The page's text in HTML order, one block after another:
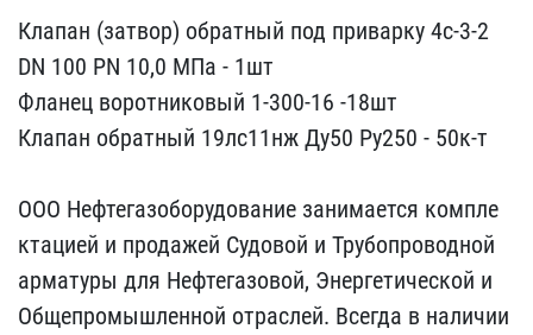
Клапан (затвор) обратный​ под приварку 4с-3-2
DN ​100 PN 10,0 МПа - 1шт
Фл​анец воротниковый 1-300-​16 -18шт
Клапан обратный​ 19лс11нж Ду50 Ру250 - 5​0к-т
ООО Нефтегазоборуд​ование занимается компле​
ктацией и продажей Судов​ой и Трубопроводной
арма​туры для Нефтегазовой, Э​нергетической и
Общепром​ышленной отраслей. Всегд​а в наличии